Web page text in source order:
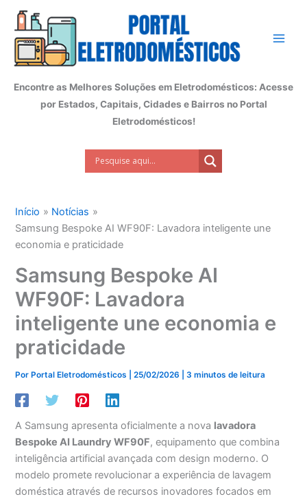
conteúdo
Encontre as Melhores Soluções em Eletrodomésticos: Acesse
por Estados, Capitais, Cidades e Bairros no Portal
Eletrodomésticos!
Início
Notícias
Samsung Bespoke AI WF90F: Lavadora inteligente une
economia e praticidade
Samsung Bespoke AI
WF90F: Lavadora
inteligente une economia e
praticidade
PorPortal Eletrodomésticos |25/02/2026 |3 minutos de leitura
A Samsung apresenta oficialmente a nova lavadora
Bespoke AI Laundry WF90F, equipamento que combina
inteligência artificial avançada com design moderno. O
modelo promete revolucionar a experiência de lavagem
doméstica através de recursos inovadores focados em